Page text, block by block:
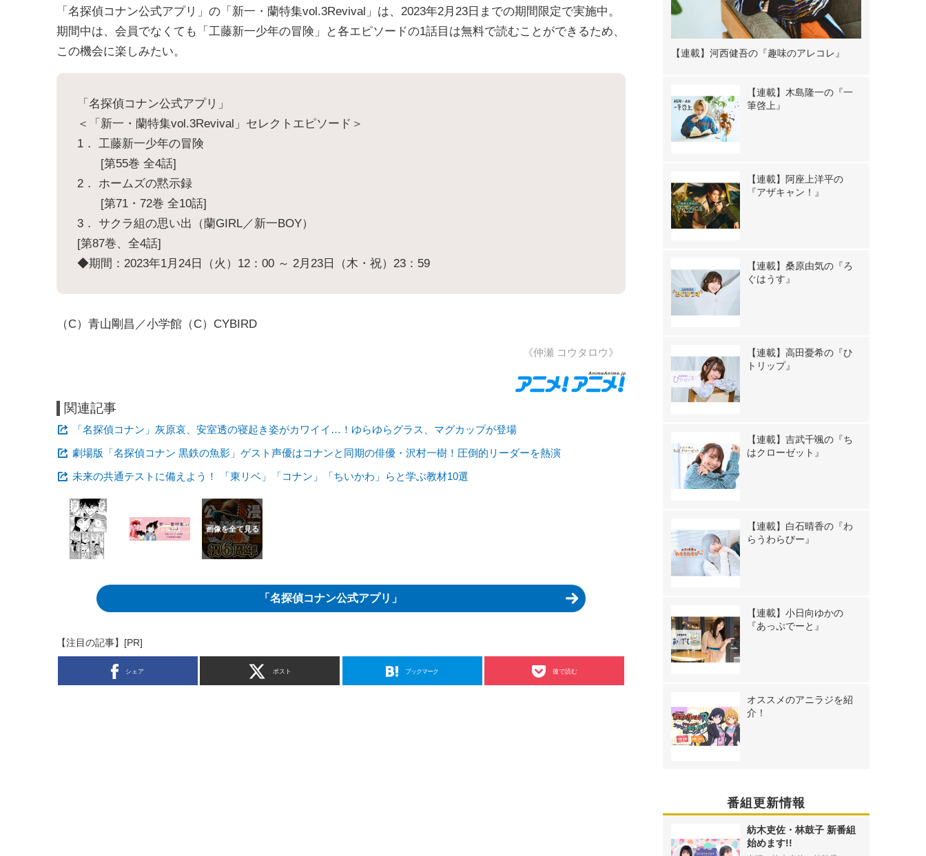
「名探偵コナン公式アプリ」の「新一・蘭特集vol.3Revival」は、2023年2月23日までの期間限定で実施中。
期間中は、会員でなくても「工藤新一少年の冒険」と各エピソードの1話目は無料で読むことができるため、
この機会に楽しみたい。
「名探偵コナン公式アプリ」
＜「新一・蘭特集vol.3Revival」セレクトエピソード＞
1． 工藤新一少年の冒険
[第55巻 全4話]
2． ホームズの黙示録
[第71・72巻 全10話]
3． サクラ組の思い出（蘭GIRL／新一BOY）
[第87巻、全4話]
◆期間：2023年1月24日（火）12：00 ～ 2月23日（木・祝）23：59
（C）青山剛昌／小学館（C）CYBIRD
《仲瀬 コウタロウ》
関連記事
「名探偵コナン」灰原哀、安室透の寝起き姿がカワイイ…！ゆらゆらグラス、マグカップが登場
劇場版「名探偵コナン 黒鉄の魚影」ゲスト声優はコナンと同期の俳優・沢村一樹！圧倒的リーダーを熱演
未来の共通テストに備えよう！ 「東リベ」「コナン」「ちいかわ」らと学ぶ教材10選
「名探偵コナン公式アプリ」
【注目の記事】[PR]
シェア ポスト ブックマーク 後で読む
【連載】河西健吾の『趣味のアレコレ』
【連載】木島隆一の『一
筆啓上』
【連載】阿座上洋平の
『アザキャン！』
【連載】桑原由気の『ろ
ぐはうす』
【連載】高田憂希の『ひ
トリップ』
【連載】吉武千颯の『ち
はクローゼット』
【連載】白石晴香の『わ
らうわらびー』
【連載】小日向ゆかの
『あっぷでーと』
オススメのアニラジを紹
介！
番組更新情報
紡木吏佐・林鼓子 新番組
始めます!!